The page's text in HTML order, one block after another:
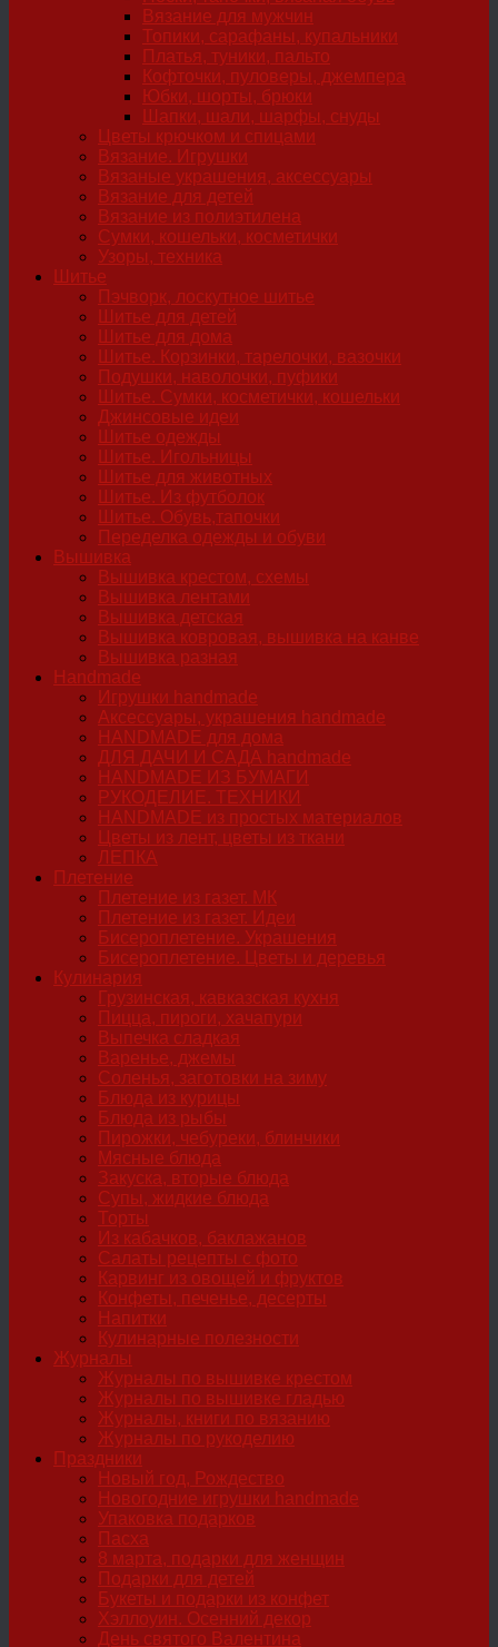
Вязание для мужчин
Топики, сарафаны, купальники
Платья, туники, пальто
Кофточки, пуловеры, джемпера
Юбки, шорты, брюки
Шапки, шали, шарфы, снуды
Цветы крючком и спицами
Вязание. Игрушки
Вязаные украшения, аксессуары
Вязание для детей
Вязание из полиэтилена
Сумки, кошельки, косметички
Узоры, техника
Шитье
Пэчворк, лоскутное шитье
Шитье для детей
Шитье для дома
Шитье. Корзинки, тарелочки, вазочки
Подушки, наволочки, пуфики
Шитье. Сумки, косметички, кошельки
Джинсовые идеи
Шитье одежды
Шитье. Игольницы
Шитье для животных
Шитье. Из футболок
Шитье. Обувь,тапочки
Переделка одежды и обуви
Вышивка
Вышивка крестом, схемы
Вышивка лентами
Вышивка детская
Вышивка ковровая, вышивка на канве
Вышивка разная
Handmade
Игрушки handmade
Аксессуары, украшения handmade
HANDMADE для дома
ДЛЯ ДАЧИ И САДА handmade
HANDMADE ИЗ БУМАГИ
РУКОДЕЛИЕ. ТЕХНИКИ
HANDMADE из простых материалов
Цветы из лент, цветы из ткани
ЛЕПКА
Плетение
Плетение из газет. МК
Плетение из газет. Идеи
Бисероплетение. Украшения
Бисероплетение. Цветы и деревья
Кулинария
Грузинская, кавказская кухня
Пицца, пироги, хачапури
Выпечка сладкая
Варенье, джемы
Соленья, заготовки на зиму
Блюда из курицы
Блюда из рыбы
Пирожки, чебуреки, блинчики
Мясные блюда
Закуска, вторые блюда
Супы, жидкие блюда
Торты
Из кабачков, баклажанов
Салаты рецепты с фото
Карвинг из овощей и фруктов
Конфеты, печенье, десерты
Напитки
Кулинарные полезности
Журналы
Журналы по вышивке крестом
Журналы по вышивке гладью
Журналы, книги по вязанию
Журналы по рукоделию
Праздники
Новый год, Рождество
Новогодние игрушки handmade
Упаковка подарков
Пасха
8 марта, подарки для женщин
Подарки для детей
Букеты и подарки из конфет
Хэллоуин. Осенний декор
День святого Валентина